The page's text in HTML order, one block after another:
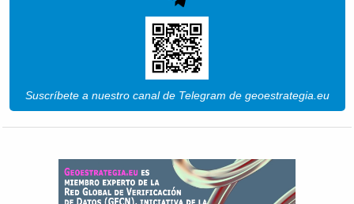
Suscríbete a nuestro canal de Telegram de geoestrategia.eu